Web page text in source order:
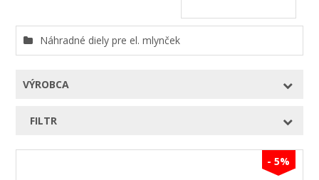
Náhradné diely pre el. mlynček
VÝROBCA
FILTR
- 5%